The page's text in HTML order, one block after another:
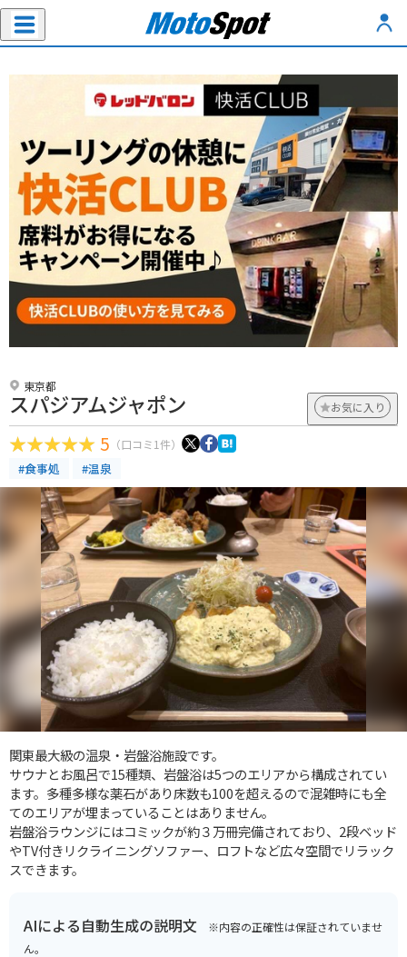
東京都
スパジアムジャポン お気に入り
5 （口コミ1件）
#食事処 #温泉
関東最大級の温泉・岩盤浴施設です。
サウナとお風呂で15種類、岩盤浴は5つのエリアから構成されてい
ます。多種多様な薬石があり床数も100を超えるので混雑時にも全
てのエリアが埋まっていることはありません。
岩盤浴ラウンジにはコミックが約３万冊完備されており、2段ベッド
やTV付きリクライニングソファー、ロフトなど広々空間でリラック
スできます。
AIによる自動生成の説明文 ※内容の正確性は保証されていませ
ん。